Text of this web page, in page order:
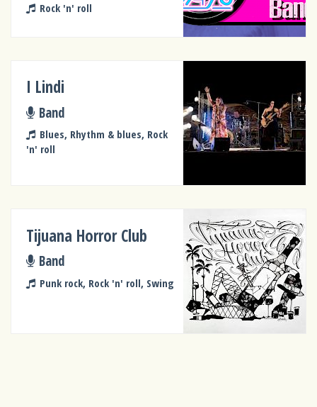
Rock 'n' roll
I Lindi
Band
Blues, Rhythm & blues, Rock
'n' roll
Tijuana Horror Club
Band
Punk rock, Rock 'n' roll, Swing